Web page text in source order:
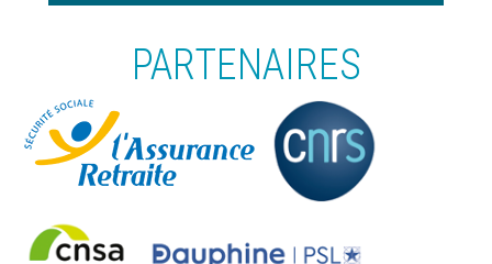
PARTENAIRES